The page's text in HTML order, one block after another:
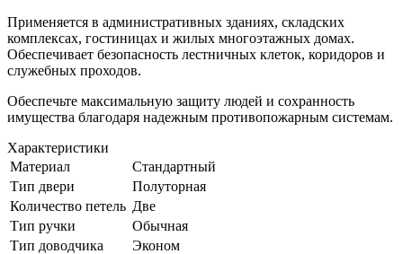
Применяется в административных зданиях, складских
комплексах, гостиницах и жилых многоэтажных домах.
Обеспечивает безопасность лестничных клеток, коридоров и
служебных проходов.
Обеспечьте максимальную защиту людей и сохранность
имущества благодаря надежным противопожарным системам.
Характеристики
Материал
Стандартный
Тип двери
Полуторная
Количество петель Две
Тип ручки
Обычная
Тип доводчика
Эконом